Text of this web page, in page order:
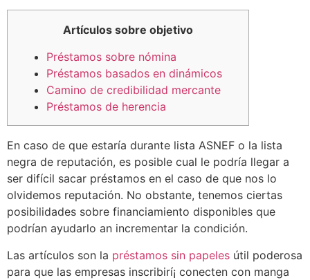
Artículos sobre objetivo
Préstamos sobre nómina
Préstamos basados ​​en dinámicos
Camino de credibilidad mercante
Préstamos de herencia
En caso de que estaría durante lista ASNEF o la lista
negra de reputación, es posible cual le podrí­a llegar a
ser difícil sacar préstamos en el caso de que nos lo
olvidemos reputación. No obstante, tenemos ciertas
posibilidades sobre financiamiento disponibles que
podrían ayudarlo an incrementar la condición.
Las artículos son la préstamos sin papeles útil poderosa
para que las empresas inscribirí¡ conecten con manga